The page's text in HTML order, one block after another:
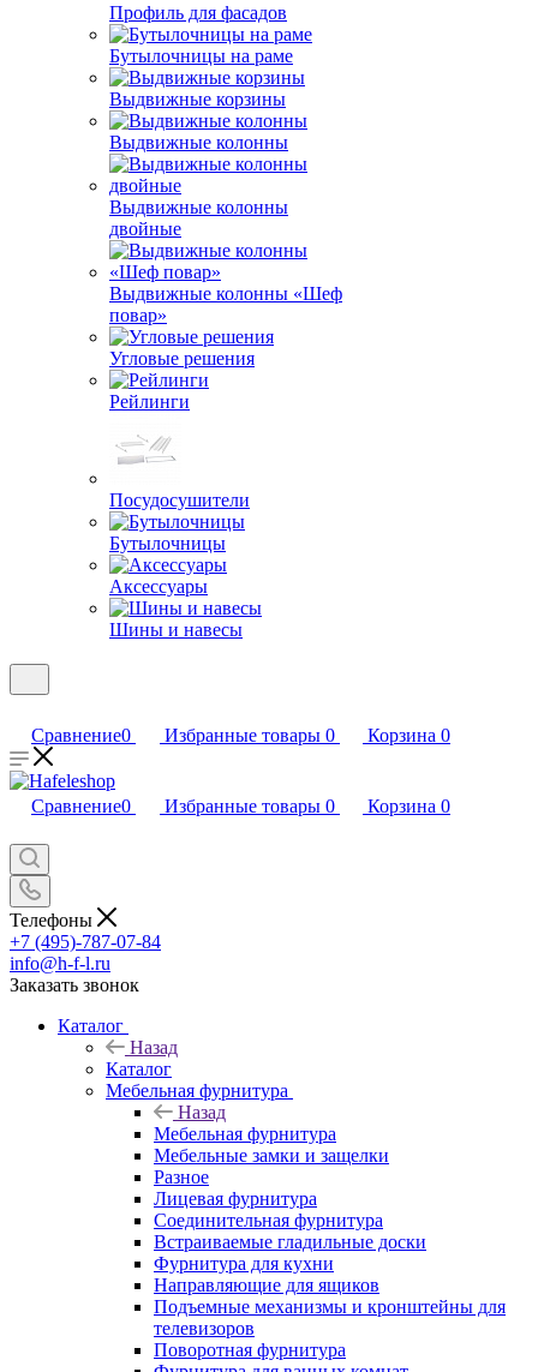
Профиль для фасадов
Бутылочницы на раме
Выдвижные корзины
Выдвижные колонны
Выдвижные колонны
двойные
Bыдвижные колонны «Шеф
повар»
Угловые решения
Рейлинги
Посудосушители
Бутылочницы
Аксессуары
Шины и навесы
Сравнение0 Избранные товары 0 Корзина 0
Сравнение0 Избранные товары 0 Корзина 0
Телефоны
+7 (495)-787-07-84
info@h-f-l.ru
Заказать звонок
Каталог
Назад
Каталог
Мебельная фурнитура
Назад
Мебельная фурнитура
Мебельные замки и защелки
Разное
Лицевая фурнитура
Соединительная фурнитура
Встраиваемые гладильные доски
Фурнитура для кухни
Направляющие для ящиков
Подъемные механизмы и кронштейны для
телевизоров
Поворотная фурнитура